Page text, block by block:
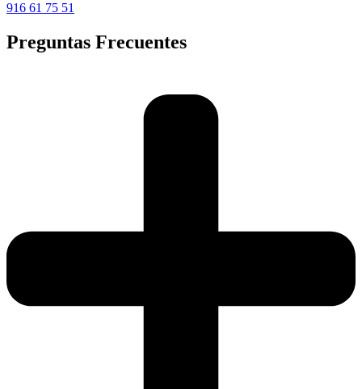
916 61 75 51
Preguntas Frecuentes